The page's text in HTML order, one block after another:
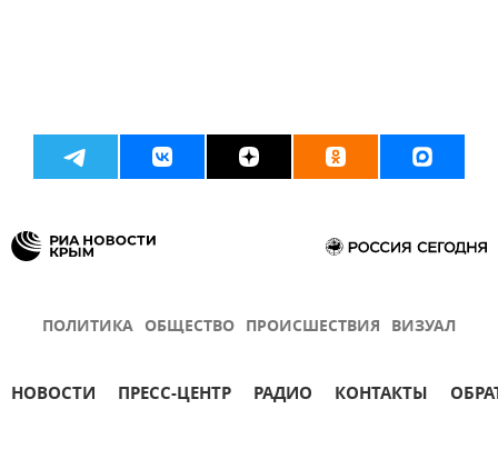
ПОЛИТИКА ОБЩЕСТВО ПРОИСШЕСТВИЯ ВИЗУАЛ
НОВОСТИ ПРЕСС-ЦЕНТР РАДИО КОНТАКТЫ